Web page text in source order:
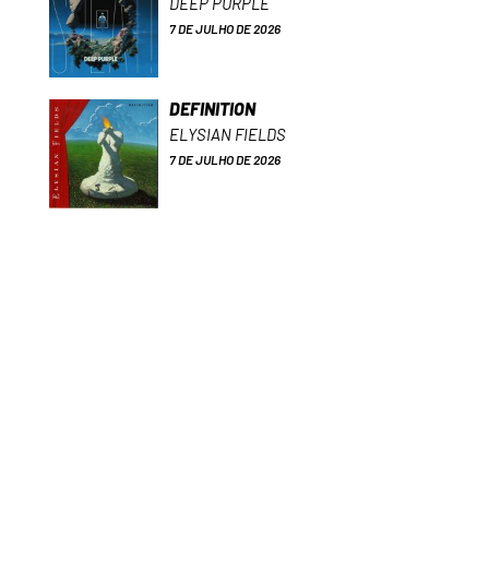
7 DE JULHO DE 2026
DEFINITION
ELYSIAN FIELDS
7 DE JULHO DE 2026